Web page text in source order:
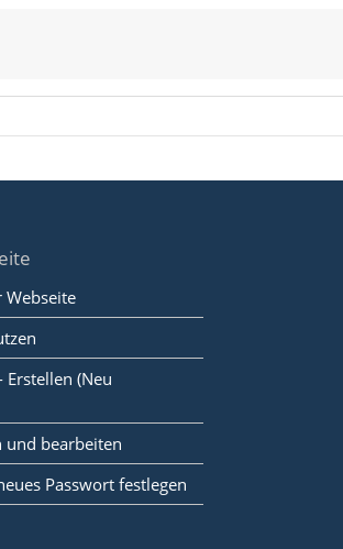
Webseite
(Neu
und bearbeiten
Passwort festlegen